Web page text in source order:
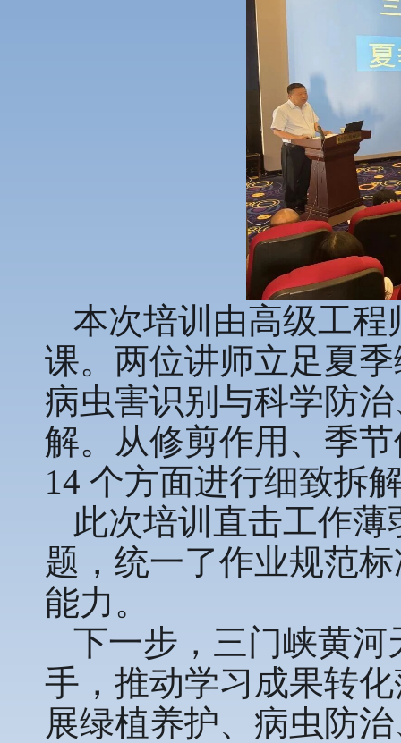
本次培训由高级工
课。两位讲师立足夏
病虫害识别与科学防
解。从修剪作用、季
14 个方面进行细致拆
此次培训直击工作
题，统一了作业规范
能力。
下一步，三门峡黄
手，推动学习成果转
展绿植养护、病虫防